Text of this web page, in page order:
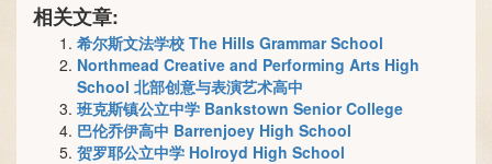
相关文章:
希尔斯文法学校 The Hills Grammar School
Northmead Creative and Performing Arts High
School 北部创意与表演艺术高中
班克斯镇公立中学 Bankstown Senior College
巴伦乔伊高中 Barrenjoey High School
贺罗耶公立中学 Holroyd High School